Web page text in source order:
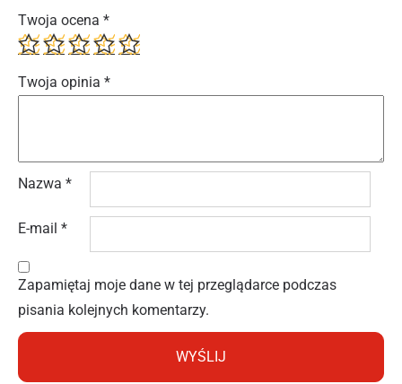
Twoja ocena *
Twoja opinia *
Nazwa *
E-mail *
Zapamiętaj moje dane w tej przeglądarce podczas
pisania kolejnych komentarzy.